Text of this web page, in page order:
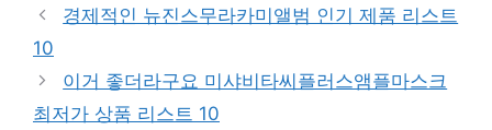
경제적인 뉴진스무라카미앨범 인기 제품 리스트
10
이거 좋더라구요 미샤비타씨플러스앰플마스크
최저가 상품 리스트 10